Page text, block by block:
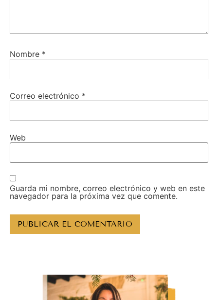
Nombre *
Correo electrónico *
Web
Guarda mi nombre, correo electrónico y web en este
navegador para la próxima vez que comente.